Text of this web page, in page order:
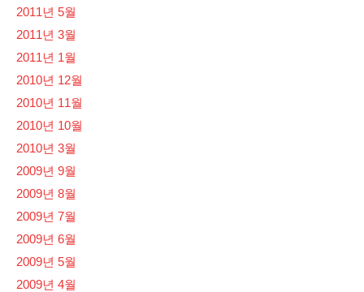
2011년 5월
2011년 3월
2011년 1월
2010년 12월
2010년 11월
2010년 10월
2010년 3월
2009년 9월
2009년 8월
2009년 7월
2009년 6월
2009년 5월
2009년 4월